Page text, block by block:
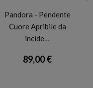
Pandora - Pendente
Cuore Apribile da
incide…
89,00 €